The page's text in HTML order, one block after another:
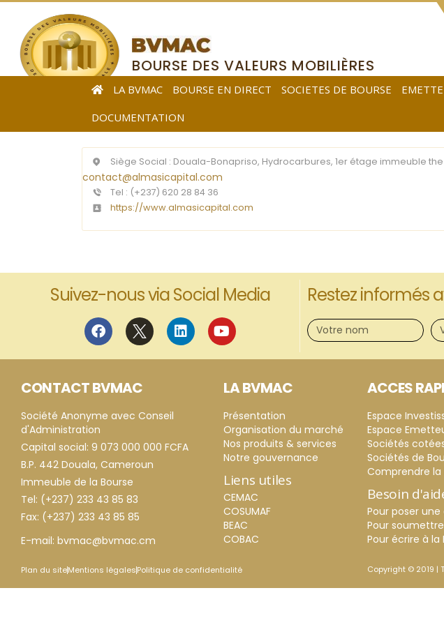
BOURSE DES VALEURS MOBILIÈRES
DE L’AFRIQUE CENTRALE
LA BVMAC BOURSE EN DIRECT SOCIETES DE BOURSE
DOCUMENTATION
Siège Social : Douala-Bonapriso, Hydrocarbures, 1er étage immeuble the
contact@almasicapital.com
Tel : (+237) 620 28 84 36
https://www.almasicapital.com
Suivez-nous via Social Media Restez informés
CONTACT BVMAC
Société Anonyme avec Conseil
d'Administration
Capital social: 9 073 000 000 FCFA
B.P. 442 Douala, Cameroun
Immeuble de la Bourse
Tel: (+237) 233 43 85 83
Fax: (+237) 233 43 85 85
E-mail: bvmac@bvmac.cm
LA BVMAC
Présentation
Organisation du marché
Nos produits & services
Notre gouvernance
Liens utiles
CEMAC
COSUMAF
BEAC
COBAC
ACCES
Espace
Espace
Sociétés
Sociétés de
Comprendre la
Besoin
Pour poser
Pour
Pour écrire à la
Plan du siteMentions légalesPolitique de confidentialité Copyright © 2019 |